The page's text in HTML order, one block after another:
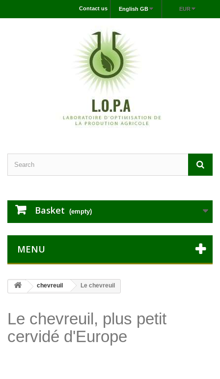
EUR
English GB
Contact us
Basket (empty)
MENU
chevreuil Le chevreuil
Le chevreuil, plus petit
cervidé d'Europe